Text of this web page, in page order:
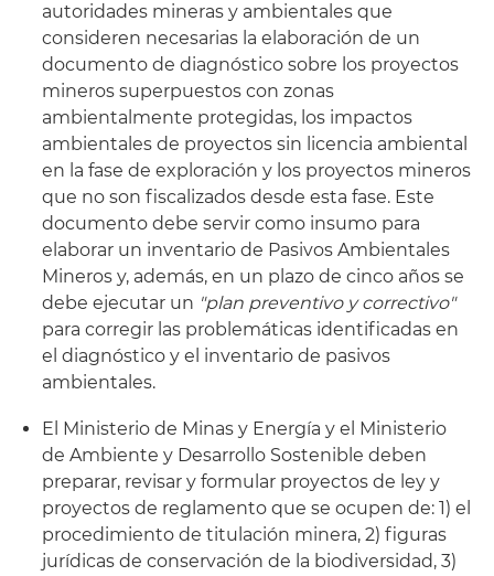
autoridades mineras y ambientales que
consideren necesarias la elaboración de un
documento de diagnóstico sobre los proyectos
mineros superpuestos con zonas
ambientalmente protegidas, los impactos
ambientales de proyectos sin licencia ambiental
en la fase de exploración y los proyectos mineros
que no son fiscalizados desde esta fase. Este
documento debe servir como insumo para
elaborar un inventario de Pasivos Ambientales
Mineros y, además, en un plazo de cinco años se
debe ejecutar un "plan preventivo y correctivo"
para corregir las problemáticas identificadas en
el diagnóstico y el inventario de pasivos
ambientales.
El Ministerio de Minas y Energía y el Ministerio
de Ambiente y Desarrollo Sostenible deben
preparar, revisar y formular proyectos de ley y
proyectos de reglamento que se ocupen de: 1) el
procedimiento de titulación minera, 2) figuras
jurídicas de conservación de la biodiversidad, 3)